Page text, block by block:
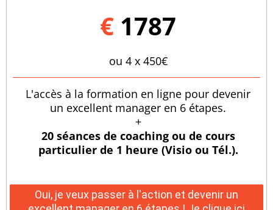
€ 1787
ou 4 x 450€
L'accès à la formation en ligne pour devenir
un excellent manager en 6 étapes.
+
20 séances de coaching ou de cours
particulier de 1 heure (Visio ou Tél.).
Oui, je veux passer à l'action et devenir un